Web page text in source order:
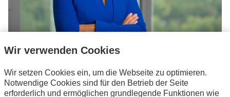
Unternehmenskommunikation und Englisch in Jena und Dresden und ihrer
Promotion, arbeitete Dr. Mandy Pastohr bei der Deutschen Akademie für
Technikwissenschaften in Berlin. Danach ging es zum RKW
Wir verwenden Cookies
Wir setzen Cookies ein, um die Webseite zu optimieren.
Notwendige Cookies sind für den Betrieb der Seite
erforderlich und ermöglichen grundlegende Funktionen wie